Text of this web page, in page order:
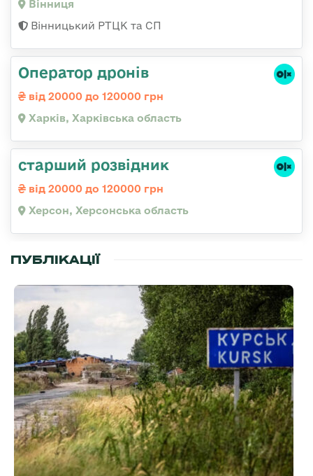
Вінниця
Вінницький РТЦК та СП
Оператор дронів
від 20000 до 120000 грн
Харків, Харківська область
старший розвідник
від 20000 до 120000 грн
Херсон, Херсонська область
ПУБЛІКАЦІЇ